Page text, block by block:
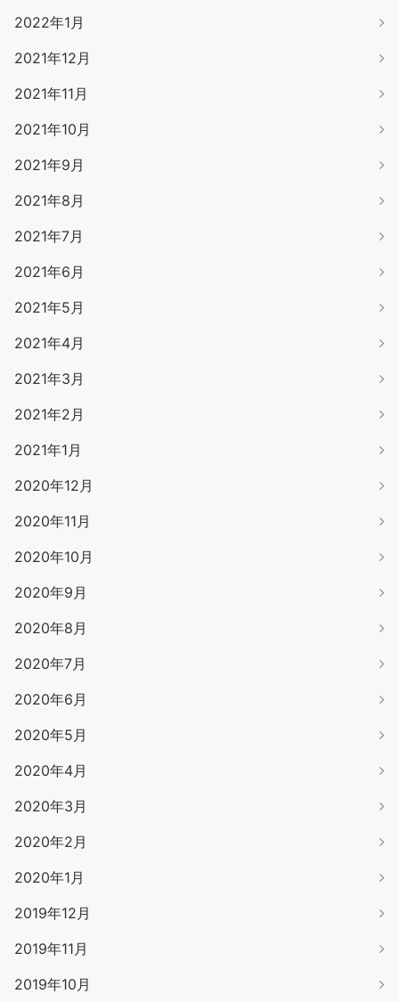
2022年1月
2021年12月
2021年11月
2021年10月
2021年9月
2021年8月
2021年7月
2021年6月
2021年5月
2021年4月
2021年3月
2021年2月
2021年1月
2020年12月
2020年11月
2020年10月
2020年9月
2020年8月
2020年7月
2020年6月
2020年5月
2020年4月
2020年3月
2020年2月
2020年1月
2019年12月
2019年11月
2019年10月